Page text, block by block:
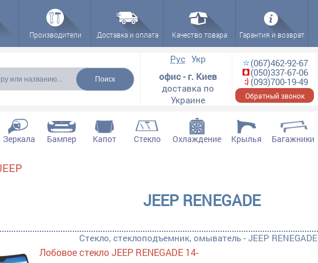
Производители Доставка и оплата Качество товара Гарантия и возврат
Рус Укр
офис - г. Киев
доставка по
Украине
(067)462-92-67
(050)337-67-06
(093)700-19-49
Обратный звонок
Зеркала Бампер Капот Стекло Охлаждение Крылья Багажники
filter
filter
filter
filter
JEEP RENEGADE
Стекло, стеклоподъемник, омыватель - JEEP RENEGADE
Лобовое стекло JEEP RENEGADE 14-